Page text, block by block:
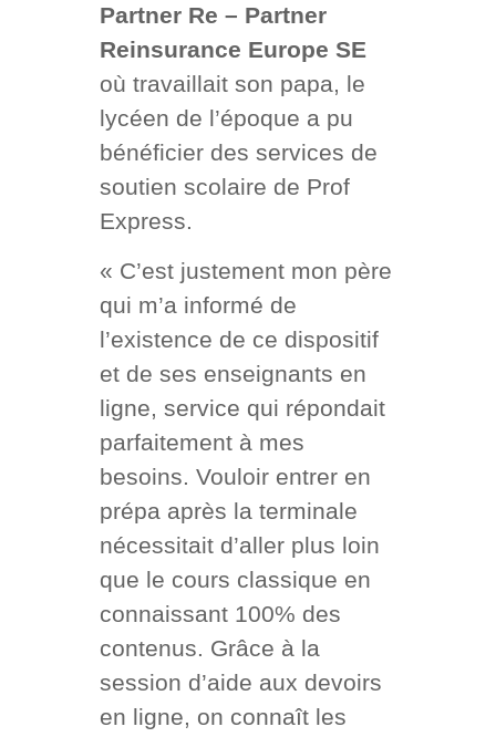
Partner Re – Partner
Reinsurance Europe SE
où travaillait son papa, le
lycéen de l’époque a pu
bénéficier des services de
soutien scolaire de Prof
Express.
« C’est justement mon père
qui m’a informé de
l’existence de ce dispositif
et de ses enseignants en
ligne, service qui répondait
parfaitement à mes
besoins. Vouloir entrer en
prépa après la terminale
nécessitait d’aller plus loin
que le cours classique en
connaissant 100% des
contenus. Grâce à la
session d’aide aux devoirs
en ligne, on connaît les